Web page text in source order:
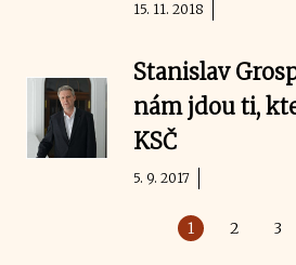
15. 11. 2018
Stanislav
nám jdou ti,
KSČ
5. 9. 2017
1 2 3